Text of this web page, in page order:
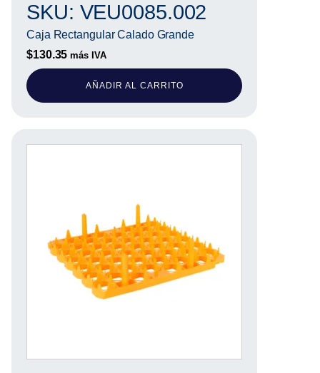
SKU: VEU0085.002
Caja Rectangular Calado Grande
$130.35 más IVA
AÑADIR AL CARRITO